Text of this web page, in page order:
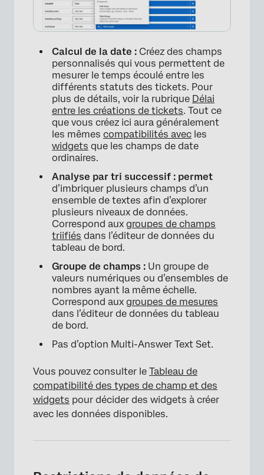
×
×
Calcul de la date : Créez des champs
personnalisés qui vous permettent de
mesurer le temps écoulé entre les
différents statuts des tickets. Pour
plus de détails, voir la rubrique Délai
entre les créations de tickets. Tout ce
que vous créez ici aura généralement
les mêmes compatibilités avec les
widgets que les champs de date
ordinaires.
Analyse par tri successif : permet
d’imbriquer plusieurs champs d’un
ensemble de textes afin d’explorer
plusieurs niveaux de données.
Correspond aux groupes de champs
triifiés dans l’éditeur de données du
tableau de bord.
Groupe de champs : Un groupe de
valeurs numériques ou d’ensembles de
nombres ayant la même échelle.
Correspond aux groupes de mesures
dans l’éditeur de données du tableau
de bord.
Pas d’option Multi-Answer Text Set.
Vous pouvez consulter le Tableau de
compatibilité des types de champ et des
widgets pour décider des widgets à créer
avec les données disponibles.